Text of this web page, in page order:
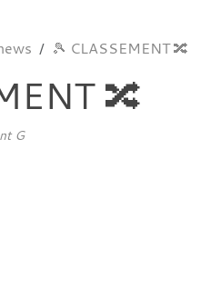
🎾 CLASSEMENT 🔀
🔀
G